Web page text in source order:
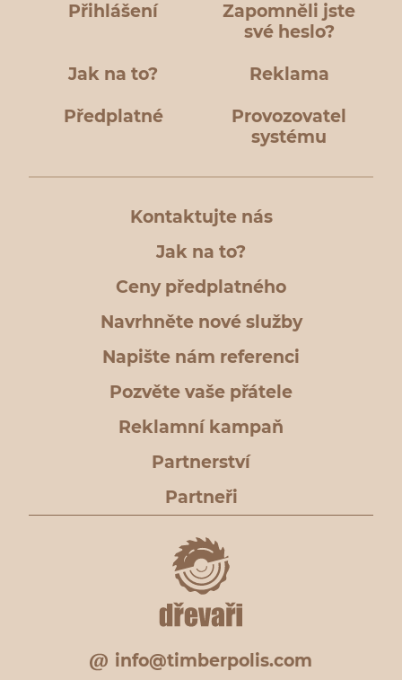
Přihlášení
Zapomněli jste
své heslo?
Jak na to? Reklama
Předplatné
Provozovatel
systému
Kontaktujte nás
Jak na to?
Ceny předplatného
Navrhněte nové služby
Napište nám referenci
Pozvěte vaše přátele
Reklamní kampaň
Partnerství
Partneři
info@timberpolis.com